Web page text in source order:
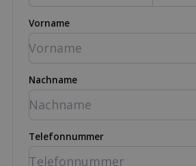
Vorname
Nachname
Telefonnummer